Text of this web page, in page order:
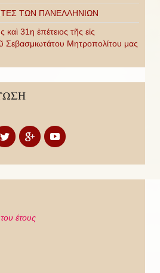
ΤΩΝ ΠΑΝΕΛΛΗΝΙΩΝ
31η ἐπέτειος τῆς εἰς
Σεβασμιωτάτου Μητροπολίτου μας
έτους